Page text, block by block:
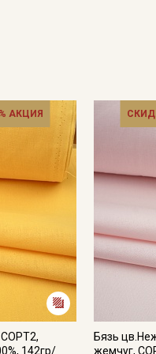
АКЦИЯ
142гр/
Бязь
жемчуг,
Мы публикуем
промокоды и
Электронная почта